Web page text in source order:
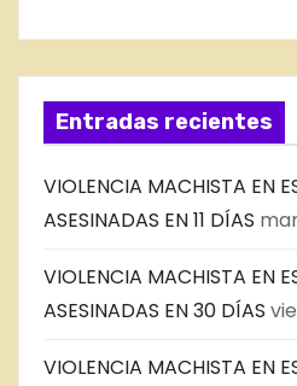
Entradas recientes
VIOLENCIA MACHISTA EN
ASESINADAS EN 11 DÍAS
VIOLENCIA MACHISTA EN
ASESINADAS EN 30 DÍAS
VIOLENCIA MACHISTA EN